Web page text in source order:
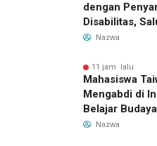
dengan
Disabilitas,
Bantuan dan
Nazwa
11 jam lalu
Mahasiswa
Mengabdi di
Belajar
dan Edukasi
Nazwa